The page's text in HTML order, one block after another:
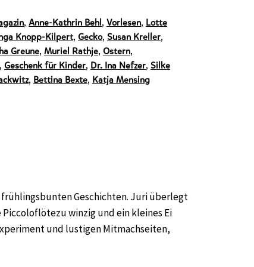
,Anne-Kathrin Behl,Vorlesen, Lotte
Knopp-Kilpert,Gecko,Susan Kreller,
Greune,Muriel Rathje,Ostern,
,Geschenk für Kinder, Dr. Ina Nefzer,Silke
, Bettina Bexte, Katja Mensing
Geschichten. Juri überlegt
winzig und ein kleines Ei
und lustigen Mitmachseiten,